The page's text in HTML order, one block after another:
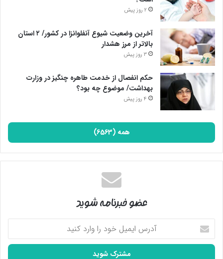
2 روز پیش
آخرین وضعیت شیوع آنفلوانزا در کشور/ ۲ استان
بالاتر از مرز هشدار
3 روز پیش
حکم انفصال از خدمت طاهره چنگیز در وزارت
بهداشت/ موضوع چه بود؟
4 روز پیش
همه (6563)
عضو خبرنامه شوید
آدرس
ایمیل
خود